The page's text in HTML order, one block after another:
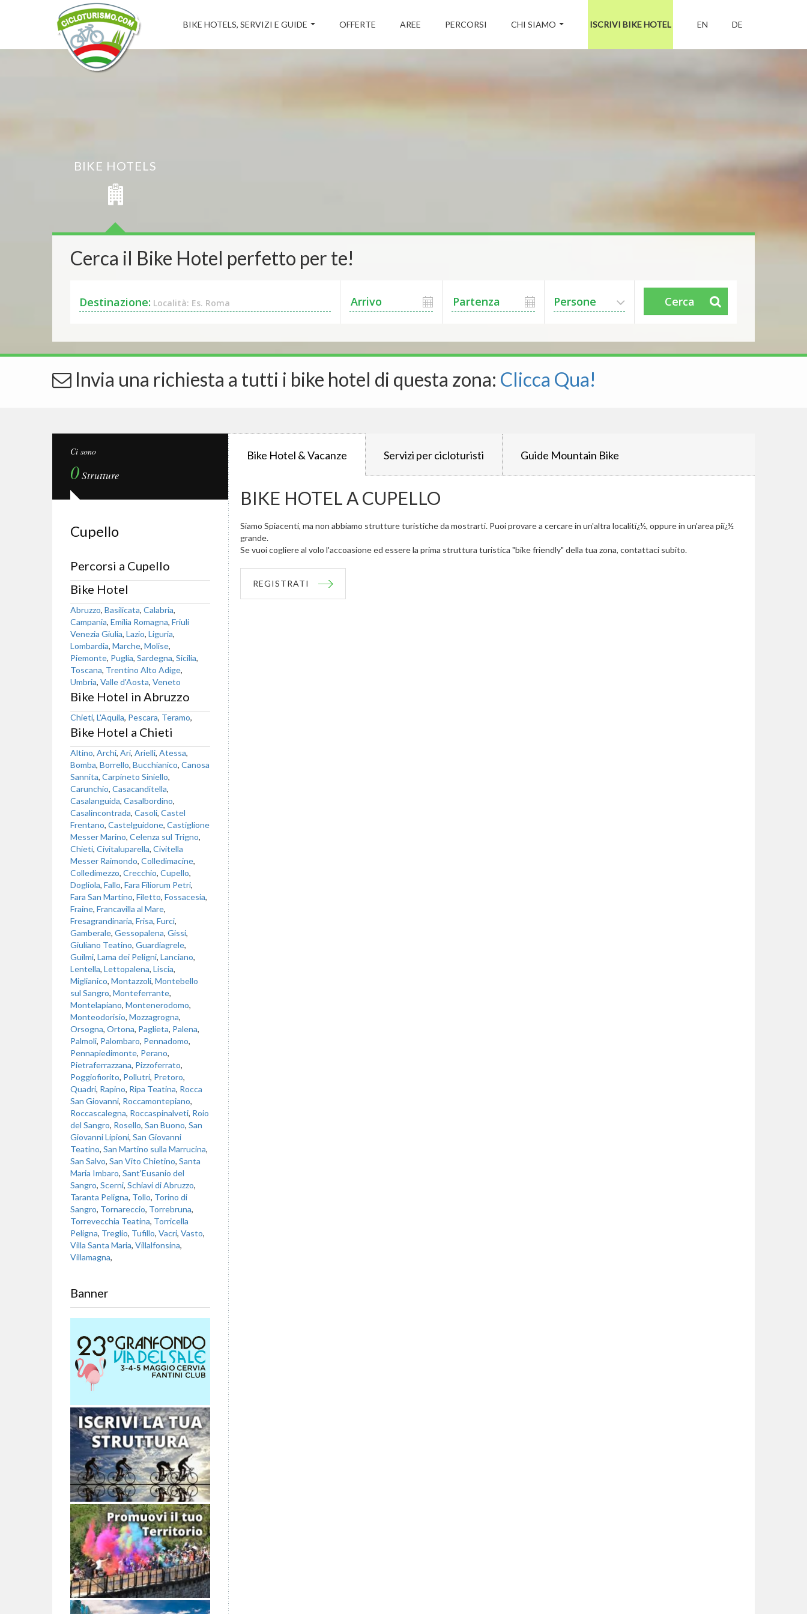
BIKE HOTELS, SERVIZI E GUIDE OFFERTE AREE PERCORSI CHI SIAMO ISCRIVI BIKE HOTEL EN DE
BIKE HOTELS
Cerca il Bike Hotel perfetto per te!
Destinazione: Località: Es. Roma Persone Cerca
Invia una richiesta a tutti i bike hotel di questa zona: Clicca Qua!
Bike Hotel & Vacanze Servizi per cicloturisti Guide Mountain Bike
BIKE HOTEL A CUPELLO
Siamo Spiacenti, ma non abbiamo strutture turistiche da mostrarti. Puoi provare a cercare in un'altra localitï¿½, oppure in un'area piï¿½
grande.
Se vuoi cogliere al volo l'accoasione ed essere la prima struttura turistica "bike friendly" della tua zona, contattaci subito.
REGISTRATI
Ci sono
0Strutture
Cupello
Percorsi a Cupello
Bike Hotel
Abruzzo, Basilicata, Calabria,
Campania, Emilia Romagna, Friuli
Venezia Giulia, Lazio, Liguria,
Lombardia, Marche, Molise,
Piemonte, Puglia, Sardegna, Sicilia,
Toscana, Trentino Alto Adige,
Umbria, Valle d'Aosta, Veneto
Bike Hotel in Abruzzo
Chieti, L'Aquila, Pescara, Teramo,
Bike Hotel a Chieti
Altino, Archi, Ari, Arielli, Atessa,
Bomba, Borrello, Bucchianico, Canosa
Sannita, Carpineto Siniello,
Carunchio, Casacanditella,
Casalanguida, Casalbordino,
Casalincontrada, Casoli, Castel
Frentano, Castelguidone, Castiglione
Messer Marino, Celenza sul Trigno,
Chieti, Civitaluparella, Civitella
Messer Raimondo, Colledimacine,
Colledimezzo, Crecchio, Cupello,
Dogliola, Fallo, Fara Filiorum Petri,
Fara San Martino, Filetto, Fossacesia,
Fraine, Francavilla al Mare,
Fresagrandinaria, Frisa, Furci,
Gamberale, Gessopalena, Gissi,
Giuliano Teatino, Guardiagrele,
Guilmi, Lama dei Peligni, Lanciano,
Lentella, Lettopalena, Liscia,
Miglianico, Montazzoli, Montebello
sul Sangro, Monteferrante,
Montelapiano, Montenerodomo,
Monteodorisio, Mozzagrogna,
Orsogna, Ortona, Paglieta, Palena,
Palmoli, Palombaro, Pennadomo,
Pennapiedimonte, Perano,
Pietraferrazzana, Pizzoferrato,
Poggiofiorito, Pollutri, Pretoro,
Quadri, Rapino, Ripa Teatina, Rocca
San Giovanni, Roccamontepiano,
Roccascalegna, Roccaspinalveti, Roio
del Sangro, Rosello, San Buono, San
Giovanni Lipioni, San Giovanni
Teatino, San Martino sulla Marrucina,
San Salvo, San Vito Chietino, Santa
Maria Imbaro, Sant'Eusanio del
Sangro, Scerni, Schiavi di Abruzzo,
Taranta Peligna, Tollo, Torino di
Sangro, Tornareccio, Torrebruna,
Torrevecchia Teatina, Torricella
Peligna, Treglio, Tufillo, Vacri, Vasto,
Villa Santa Maria, Villalfonsina,
Villamagna,
Banner